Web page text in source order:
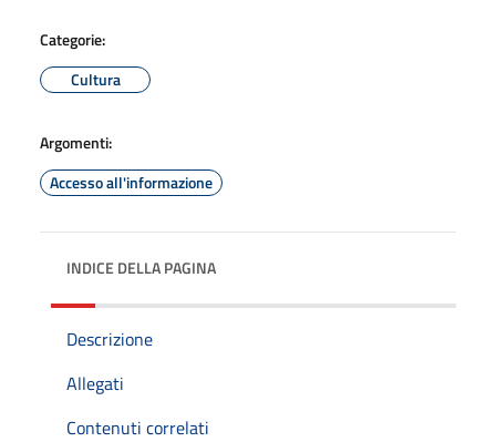
Categorie:
Cultura
Argomenti:
Accesso all'informazione
INDICE DELLA PAGINA
Descrizione
Allegati
Contenuti correlati